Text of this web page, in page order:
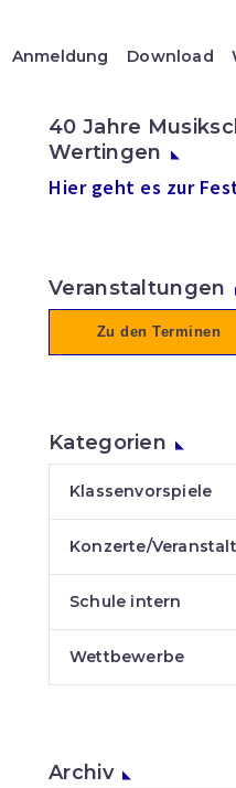
Anmeldung Download
40 Jahre
Wertingen
Hier geht es zur
Veranstaltungen
Zu den Terminen
Kategorien
Klassenvorspiele
Konzerte/
Schule intern
Wettbewerbe
Archiv